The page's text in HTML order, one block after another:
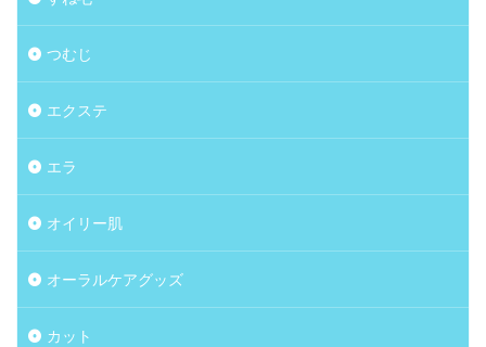
つむじ
エクステ
エラ
オイリー肌
オーラルケアグッズ
カット